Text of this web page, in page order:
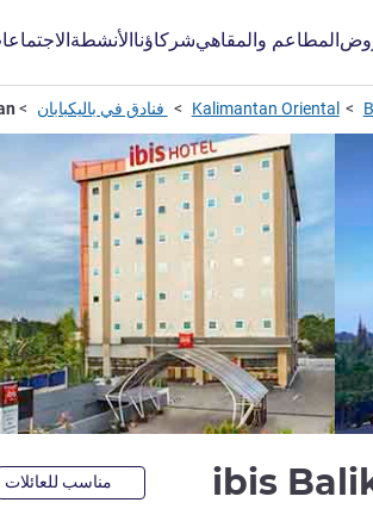
المطاعم والمقاهيشركاؤناالأنشطة
Kalimantan Oriental فنادق في باليكبابان
ibis مناسب للعائلات